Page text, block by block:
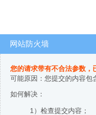
网站防火墙
您的请求带有不合法参数，
可能原因：您提交的内容包
如何解决：
1）检查提交内容；